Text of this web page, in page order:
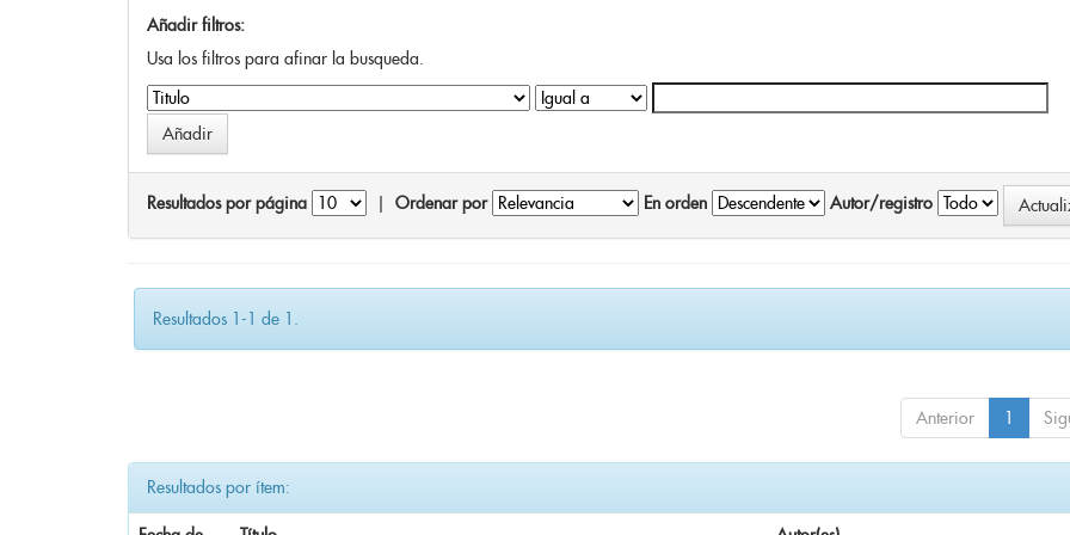
Añadir filtros:
Usa los filtros para afinar la busqueda.
Resultados por página Ordenar por En orden Autor/registro
Resultados 1-1 de 1.
Anterior 1
Resultados por ítem: